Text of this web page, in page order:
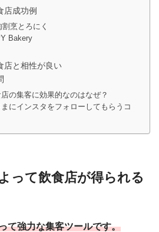
店成功例
烹とろにく
Bakery
店と相性が良い
の集客に効果的なのはなぜ？
にインスタをフォローしてもらうコ
って飲食店が得られる
て強力な集客ツールです。